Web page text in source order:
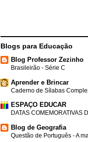
Blogs para Educação
Blog Professor Zezinho
Brasileirão - Série C
Aprender e Brincar
Caderno de Sílabas
ESPAÇO EDUCAR
DATAS COMEMORATIVAS
Blog de Geografia
Questão de Português - A